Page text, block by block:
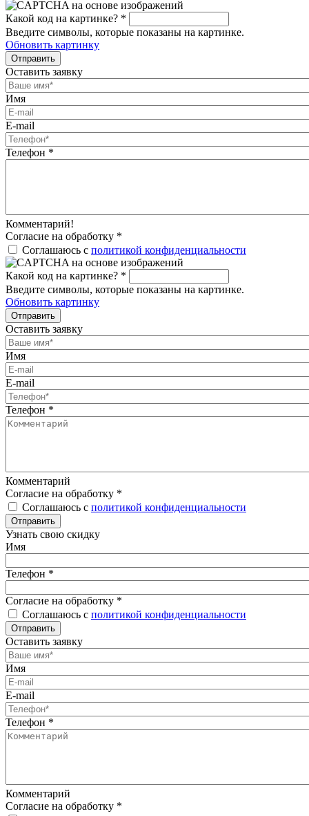
Какой код на картинке? *
Введите символы, которые показаны на картинке.
Обновить картинку
Отправить
Оставить заявку
Имя
E-mail
Телефон *
Комментарий!
Согласие на обработку *
Соглашаюсь с политикой конфиденциальности
Какой код на картинке? *
Введите символы, которые показаны на картинке.
Обновить картинку
Отправить
Оставить заявку
Имя
E-mail
Телефон *
Комментарий
Согласие на обработку *
Соглашаюсь с политикой конфиденциальности
Отправить
Узнать свою скидку
Имя
Телефон *
Согласие на обработку *
Соглашаюсь с политикой конфиденциальности
Отправить
Оставить заявку
Имя
E-mail
Телефон *
Комментарий
Согласие на обработку *